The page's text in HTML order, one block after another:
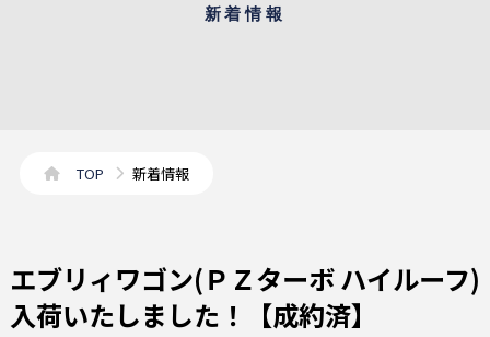
新着情報
TOP 新着情報
エブリィワゴン(ＰＺターボ ハイルーフ)
入荷いたしました！【成約済】